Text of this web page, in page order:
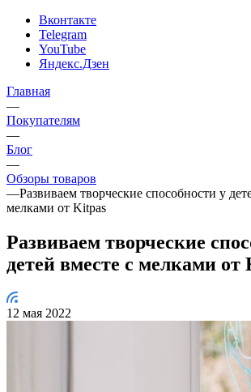
Вконтакте
Telegram
YouTube
Яндекс.Дзен
Главная
—
Покупателям
—
Блог
—
Обзоры товаров
—Развиваем творческие способности у
мелками от Kitpas
Развиваем творческие
детей вместе с мелками от
12 мая 2022